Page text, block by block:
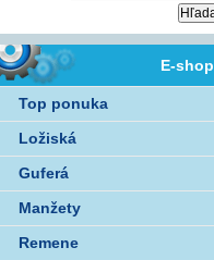
E-shop
Top ponuka
Ložiská
Guferá
Manžety
Remene